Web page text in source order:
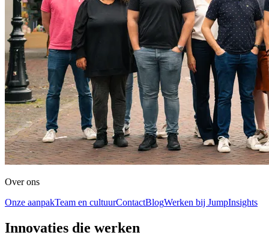
Over ons
Onze aanpakTeam en cultuurContactBlogWerken bij JumpInsights
Innovaties die werken